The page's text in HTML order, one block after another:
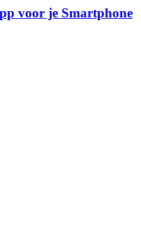
voor je Smartphone